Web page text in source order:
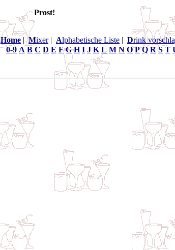
Prost!
Home |Mixer| Alphabetische Liste | Drink
0-9 A B C D E F G H I J K L M N O P Q R S T